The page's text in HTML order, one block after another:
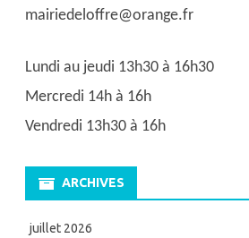
mairiedeloffre@orange.fr
Lundi au jeudi 13h30 à 16h30
Mercredi 14h à 16h
Vendredi 13h30 à 16h
ARCHIVES
juillet 2026